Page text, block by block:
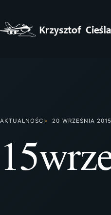
treści
AKTUALNOŚCI 20 WRZEŚNIA 2015